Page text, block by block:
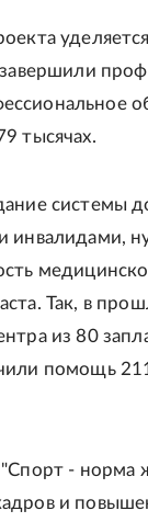
тысячах.
системы
инвалидами,
Так, в
из 80
помощь
- норма
и